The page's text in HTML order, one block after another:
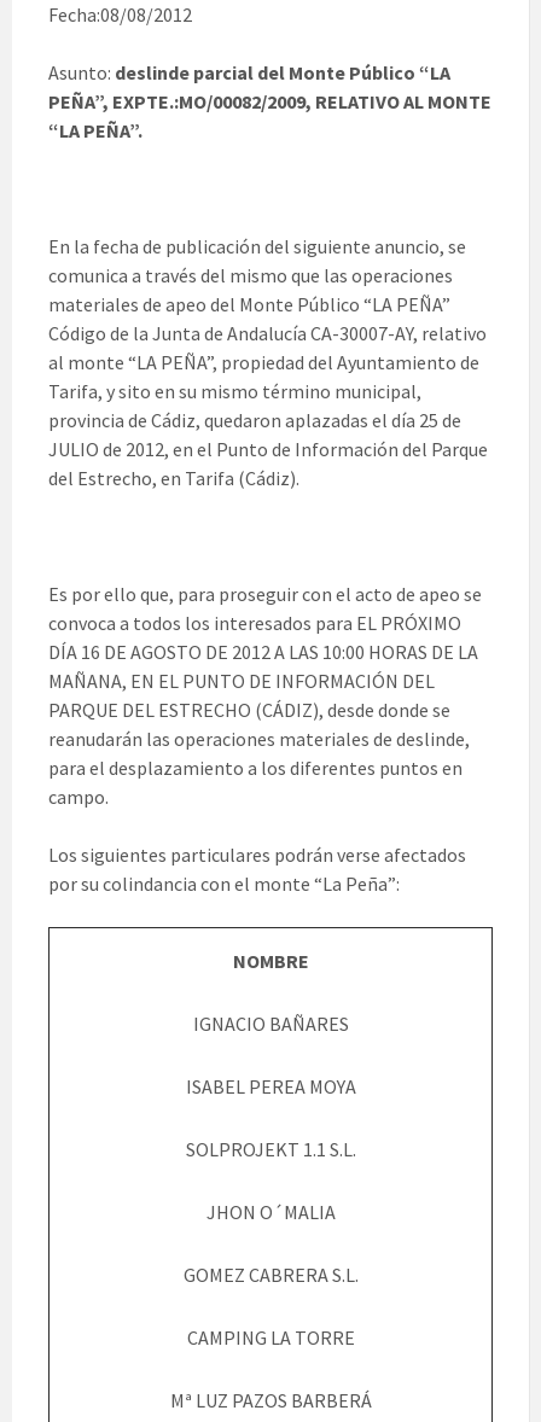
Fecha:08/08/2012
Asunto: deslinde parcial del Monte Público “LA
PEÑA”, EXPTE.:MO/00082/2009, RELATIVO AL MONTE
“LA PEÑA”.
En la fecha de publicación del siguiente anuncio, se
comunica a través del mismo que las operaciones
materiales de apeo del Monte Público “LA PEÑA”
Código de la Junta de Andalucía CA-30007-AY, relativo
al monte “LA PEÑA”, propiedad del Ayuntamiento de
Tarifa, y sito en su mismo término municipal,
provincia de Cádiz, quedaron aplazadas el día 25 de
JULIO de 2012, en el Punto de Información del Parque
del Estrecho, en Tarifa (Cádiz).
Es por ello que, para proseguir con el acto de apeo se
convoca a todos los interesados para EL PRÓXIMO
DÍA 16 DE AGOSTO DE 2012 A LAS 10:00 HORAS DE LA
MAÑANA, EN EL PUNTO DE INFORMACIÓN DEL
PARQUE DEL ESTRECHO (CÁDIZ), desde donde se
reanudarán las operaciones materiales de deslinde,
para el desplazamiento a los diferentes puntos en
campo.
Los siguientes particulares podrán verse afectados
por su colindancia con el monte “La Peña”:
NOMBRE
IGNACIO BAÑARES
ISABEL PEREA MOYA
SOLPROJEKT 1.1 S.L.
JHON O´MALIA
GOMEZ CABRERA S.L.
CAMPING LA TORRE
Mª LUZ PAZOS BARBERÁ